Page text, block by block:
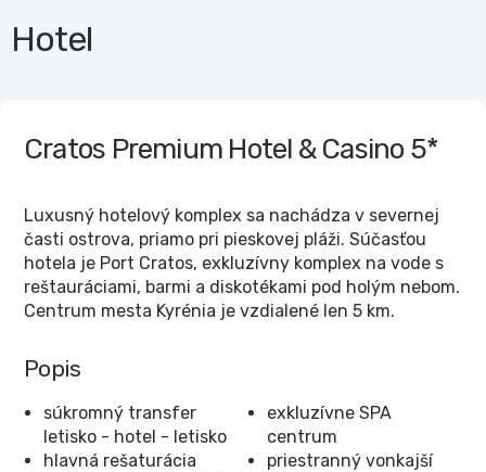
Hotel
Cratos Premium Hotel & Casino 5*
Luxusný hotelový komplex sa nachádza v severnej
časti ostrova, priamo pri pieskovej pláži. Súčasťou
hotela je Port Cratos, exkluzívny komplex na vode s
reštauráciami, barmi a diskotékami pod holým nebom.
Centrum mesta Kyrénia je vzdialené len 5 km.
Popis
súkromný transfer
letisko - hotel - letisko
hlavná rešaturácia
exkluzívne SPA
centrum
priestranný vonkajší